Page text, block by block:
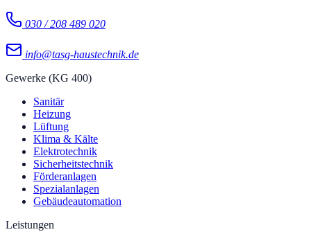
030 / 208 489 020
info@tasg-haustechnik.de
Gewerke (KG 400)
Sanitär
Heizung
Lüftung
Klima & Kälte
Elektrotechnik
Sicherheitstechnik
Förderanlagen
Spezialanlagen
Gebäudeautomation
Leistungen